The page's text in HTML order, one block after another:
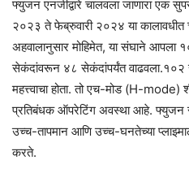
फ्युजन एनर्जीद्वारे चालवला जाणारा एक
२०२३ ते फेब्रुवारी २०२४ या कालावधीत
अहवालानुसार मोहिमेत, या संघाने आपला
सेकंदांवरून ४८ सेकंदांपर्यंत वाढवला.१०२
महत्त्वाचा होता. तो एच-मोड (H-mode)
प्रतिबंधक ऑपरेटिंग अवस्था आहे. फ्युजन
उच्च-तापमान आणि उच्च-घनतेच्या
करते.